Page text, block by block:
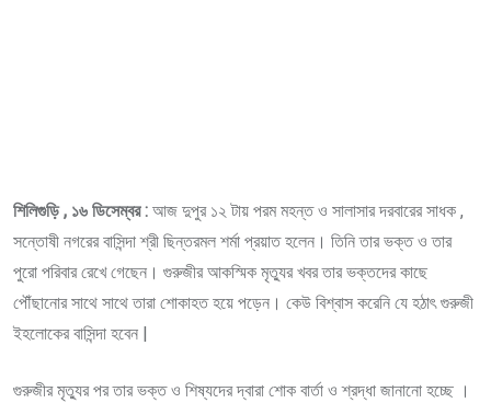
শিলিগুড়ি , ১৬ ডিসেম্বর : আজ দুপুর ১২ টায় পরম মহন্ত ও সালাসার দরবারের সাধক ,
সন্তোষী নগরের বাসিন্দা শ্রী ছিন্তরমল শর্মা প্রয়াত হলেন। তিনি তার ভক্ত ও তার
পুরো পরিবার রেখে গেছেন। গুরুজীর আকস্মিক মৃত্যুর খবর তার ভক্তদের কাছে
পৌঁছানোর সাথে সাথে তারা শোকাহত হয়ে পড়েন। কেউ বিশ্বাস করেনি যে হঠাৎ গুরুজী
ইহলোকের বাসিন্দা হবেন |
গুরুজীর মৃত্যুর পর তার ভক্ত ও শিষ্যদের দ্বারা শোক বার্তা ও শ্রদ্ধা জানানো হচ্ছে ।